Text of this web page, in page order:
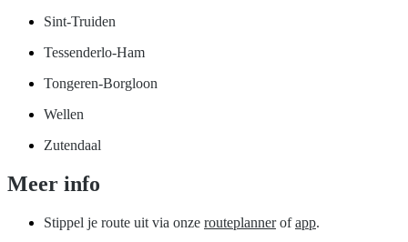
Sint-Truiden
Tessenderlo-Ham
Tongeren-Borgloon
Wellen
Zutendaal
Meer info
Stippel je route uit via onze routeplannerofapp.